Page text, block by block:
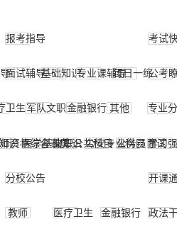
报考指导 考试
面试辅导基础知识专业课辅导每日一练公考
卫生军队文职金融银行 其他 专业
识
资格综合素质
医学基础知识文职公共科目公安专业科目
公务员面试
学习
分校公告 开课
教师 医疗卫生 金融银行 政法